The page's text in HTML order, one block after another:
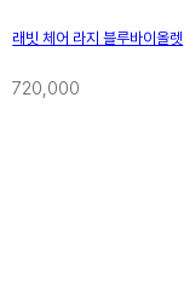
래빗 체어 라지 블루바이올렛
720,000